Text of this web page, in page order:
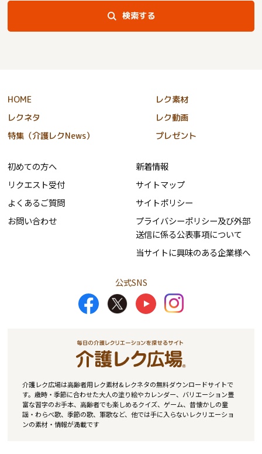
検索する
HOME
レク素材
レクネタ
レク動画
特集（介護レクNews）
プレゼント
初めての方へ
リクエスト受付
よくあるご質問
お問い合わせ
新着情報
サイトマップ
サイトポリシー
プライバシーポリシー及び外部
送信に係る公表事項について
当サイトに興味のある企業様へ
公式SNS
介護レク広場は高齢者用レク素材&レクネタの無料ダウンロードサイトで
す。歳時・季節に合わせた大人の塗り絵やカレンダー、バリエーション豊
富な習字のお手本、高齢者でも楽しめるクイズ、ゲーム、昔懐かしの童
謡・わらべ歌、季節の歌、軍歌など、他では手に入らないレクリエーショ
ンの素材・情報が満載です